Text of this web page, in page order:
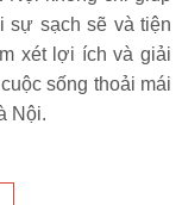
sự sạch sẽ và tiện
xét lợi ích và giải
sống thoải mái
Nội.